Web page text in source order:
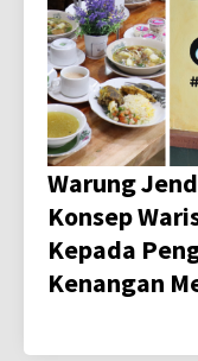
Warung
Konsep
Kepada
Kenangan